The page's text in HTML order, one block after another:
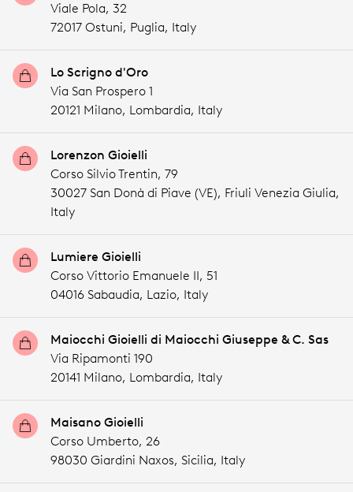
Viale Pola, 32
72017 Ostuni, Puglia, Italy
Lo Scrigno d'Oro
Via San Prospero 1
20121 Milano, Lombardia, Italy
Lorenzon Gioielli
Corso Silvio Trentin, 79
30027 San Donà di Piave (VE), Friuli Venezia Giulia,
Italy
Lumiere Gioielli
Corso Vittorio Emanuele II, 51
04016 Sabaudia, Lazio, Italy
Maiocchi Gioielli di Maiocchi Giuseppe & C. Sas
Via Ripamonti 190
20141 Milano, Lombardia, Italy
Maisano Gioielli
Corso Umberto, 26
98030 Giardini Naxos, Sicilia, Italy